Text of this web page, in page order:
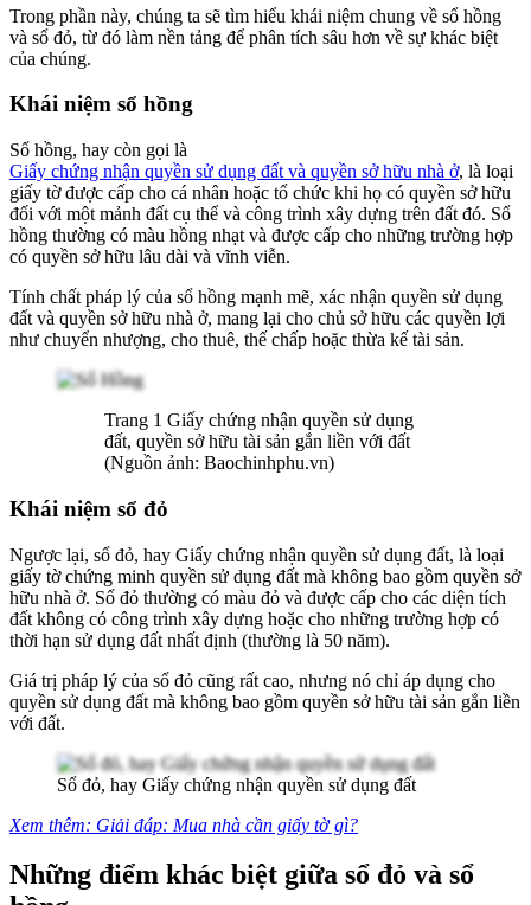
Trong phần này, chúng ta sẽ tìm hiểu khái niệm chung về sổ hồng
và sổ đỏ, từ đó làm nền tảng để phân tích sâu hơn về sự khác biệt
của chúng.
Khái niệm sổ hồng
Sổ hồng, hay còn gọi là
Giấy chứng nhận quyền sử dụng đất và quyền sở hữu nhà ở, là loại
giấy tờ được cấp cho cá nhân hoặc tổ chức khi họ có quyền sở hữu
đối với một mảnh đất cụ thể và công trình xây dựng trên đất đó. Sổ
hồng thường có màu hồng nhạt và được cấp cho những trường hợp
có quyền sở hữu lâu dài và vĩnh viễn.
Tính chất pháp lý của sổ hồng mạnh mẽ, xác nhận quyền sử dụng
đất và quyền sở hữu nhà ở, mang lại cho chủ sở hữu các quyền lợi
như chuyển nhượng, cho thuê, thế chấp hoặc thừa kế tài sản.
Trang 1 Giấy chứng nhận quyền sử dụng
đất, quyền sở hữu tài sản gắn liền với đất
(Nguồn ảnh: Baochinhphu.vn)
Khái niệm sổ đỏ
Ngược lại, sổ đỏ, hay Giấy chứng nhận quyền sử dụng đất, là loại
giấy tờ chứng minh quyền sử dụng đất mà không bao gồm quyền sở
hữu nhà ở. Sổ đỏ thường có màu đỏ và được cấp cho các diện tích
đất không có công trình xây dựng hoặc cho những trường hợp có
thời hạn sử dụng đất nhất định (thường là 50 năm).
Giá trị pháp lý của sổ đỏ cũng rất cao, nhưng nó chỉ áp dụng cho
quyền sử dụng đất mà không bao gồm quyền sở hữu tài sản gắn liền
với đất.
Sổ đỏ, hay Giấy chứng nhận quyền sử dụng đất
Xem thêm: Giải đáp: Mua nhà cần giấy tờ gì?
Những điểm khác biệt giữa sổ đỏ và sổ